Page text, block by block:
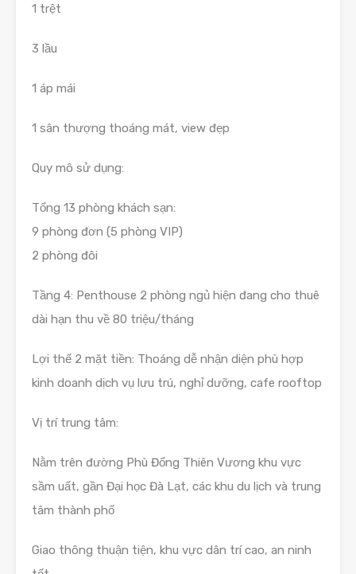
1 trệt
3 lầu
1 áp mái
1 sân thượng thoáng mát, view đẹp
Quy mô sử dụng:
Tổng 13 phòng khách sạn:
9 phòng đơn (5 phòng VIP)
2 phòng đôi
Tầng 4: Penthouse 2 phòng ngủ hiện đang cho thuê
dài hạn thu về 80 triệu/tháng
Lợi thế 2 mặt tiền: Thoáng dễ nhận diện phù hợp
kinh doanh dịch vụ lưu trú, nghỉ dưỡng, cafe rooftop
Vị trí trung tâm:
Nằm trên đường Phù Đổng Thiên Vương khu vực
sầm uất, gần Đại học Đà Lạt, các khu du lịch và trung
tâm thành phố
Giao thông thuận tiện, khu vực dân trí cao, an ninh